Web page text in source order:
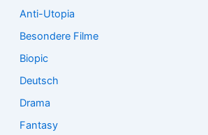
Anti-Utopia
Besondere Filme
Biopic
Deutsch
Drama
Fantasy